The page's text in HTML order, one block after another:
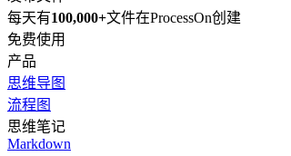
每天有100,000+文件在ProcessOn创建
免费使用
产品
思维导图
流程图
思维笔记
Markdown